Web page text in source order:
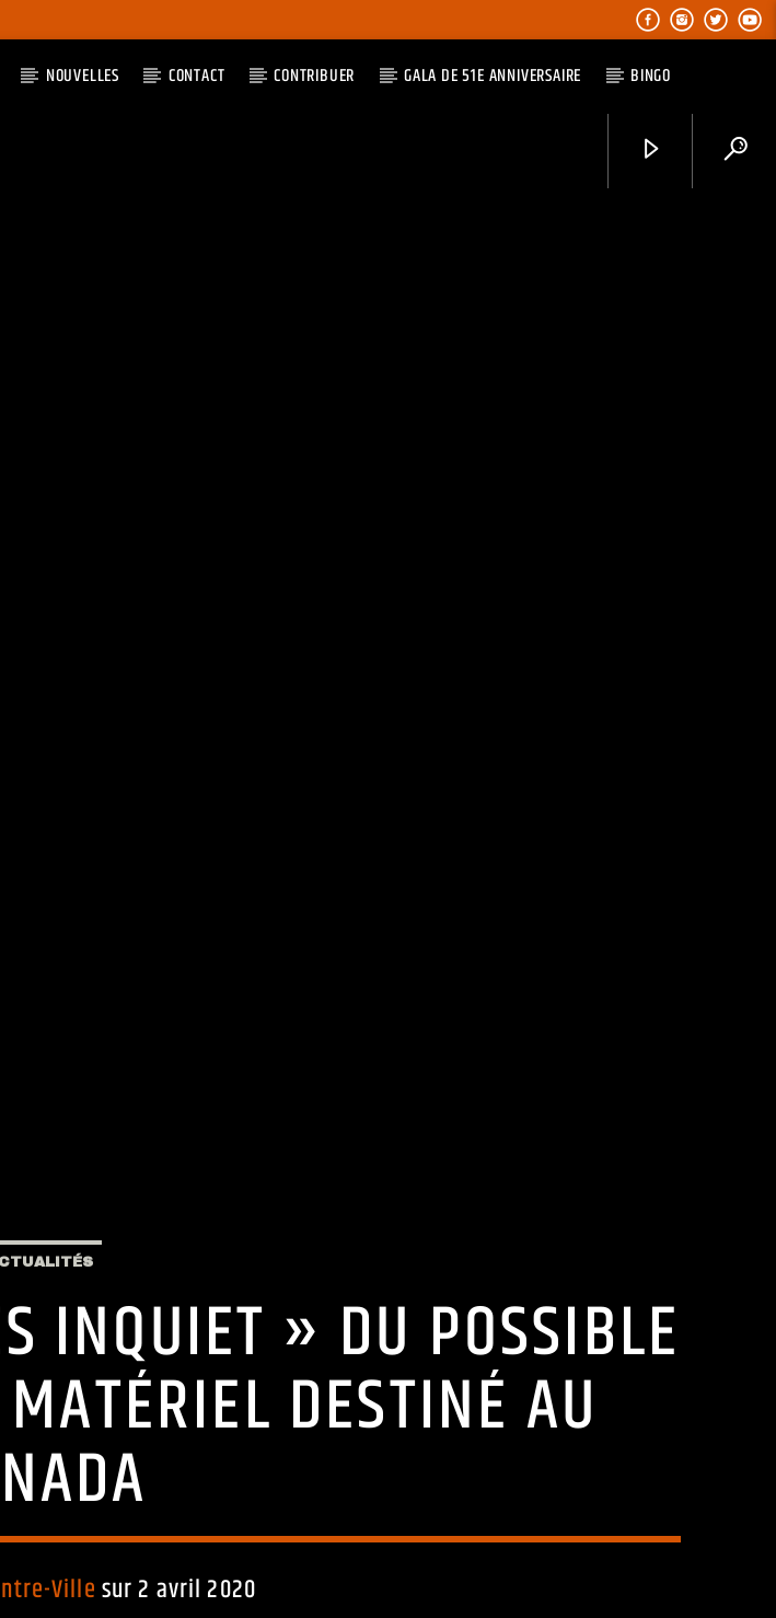
NOUVELLES CONTACT CONTRIBUER GALA DE 51E ANNIVERSAIRE BINGO
INQUIET » DU POSSIBLE
DESTINÉ AU
Ville sur 2 avril 2020